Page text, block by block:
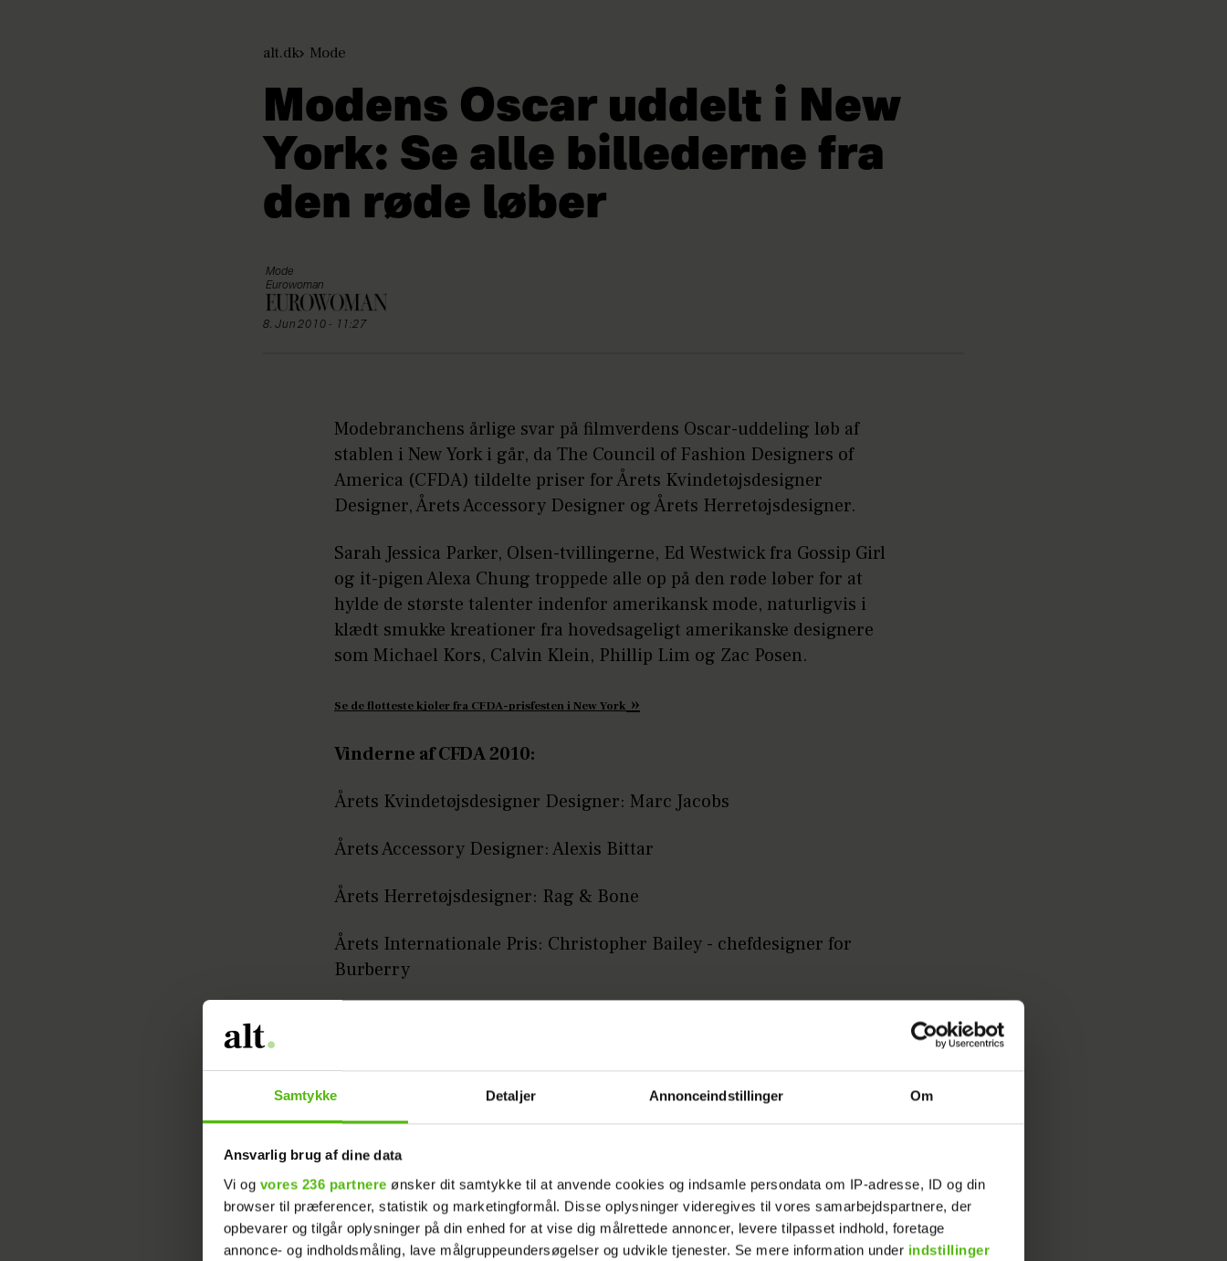
Samtykke Detaljer Annonceindstillinger Om
Ansvarlig brug af dine data
Vi og vores 236 partnere ønsker dit samtykke til at anvende cookies og indsamle persondata om IP-adresse, ID og din
browser til præferencer, statistik og marketingformål. Disse oplysninger videregives til vores samarbejdspartnere, der
opbevarer og tilgår oplysninger på din enhed for at vise dig målrettede annoncer, levere tilpasset indhold, foretage
annonce- og indholdsmåling, lave målgruppeundersøgelser og udvikle tjenester. Se mere information under indstillinger
alt.dk Mode
Modens Oscar uddelt i New
York: Se alle billederne fra
den røde løber
Mode
Eurowoman
8. Jun 2010 - 11:27
Modebranchens årlige svar på filmverdens Oscar-uddeling løb af
stablen i New York i går, da The Council of Fashion Designers of
America (CFDA) tildelte priser for Årets Kvindetøjsdesigner
Designer, Årets Accessory Designer og Årets Herretøjsdesigner.
Sarah Jessica Parker, Olsen-tvillingerne, Ed Westwick fra Gossip Girl
og it-pigen Alexa Chung troppede alle op på den røde løber for at
hylde de største talenter indenfor amerikansk mode, naturligvis i
klædt smukke kreationer fra hovedsageligt amerikanske designere
som Michael Kors, Calvin Klein, Phillip Lim og Zac Posen.
Se de flotteste kjoler fra CFDA-prisfesten i New York »
Vinderne af CFDA 2010:
Årets Kvindetøjsdesigner Designer: Marc Jacobs
Årets Accessory Designer: Alexis Bittar
Årets Herretøjsdesigner: Rag & Bone
Årets Internationale Pris: Christopher Bailey - chefdesigner for
Burberry
The Swarovski Award: Accessory design: Alexander Wang
Annonce